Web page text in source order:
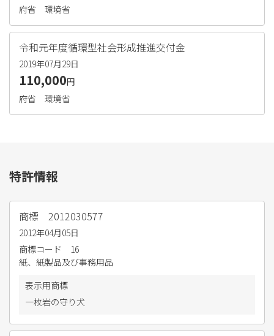
府省
環境省
令和元年度循環型社会形成推進交付金
2019年07月29日
110,000円
府省
環境省
特許情報
商標 2012030577
2012年04月05日
商標コード
16
紙、紙製品及び事務用品
表示用商標
一枚岩の守り犬